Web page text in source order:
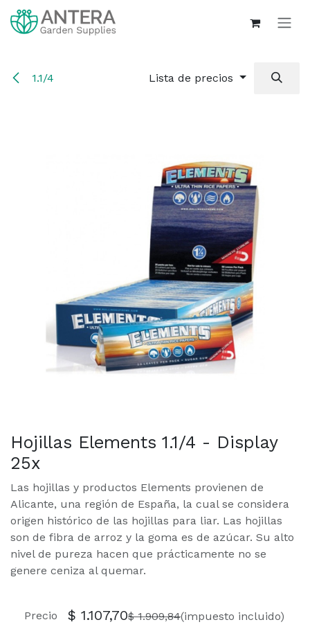
Ir al contenido
1.1/4 Lista de precios
Hojillas Elements 1.1/4 - Display
25x
Las hojillas y productos Elements provienen de
Alicante, una región de España, la cual se considera
origen histórico de las hojillas para liar. Las hojillas
son de fibra de arroz y la goma es de azúcar. Su alto
nivel de pureza hacen que prácticamente no se
genere ceniza al quemar.
Precio $ 1.107,70$1.909,84(impuesto incluido)